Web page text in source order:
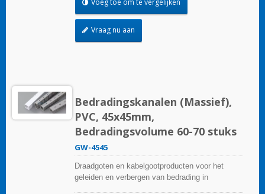
Vraag nu aan
Bedradingskanalen (Massief),
PVC, 45x45mm,
Bedradingsvolume 60-70 stuks
GW-4545
Draadgoten en kabelgootproducten voor het
geleiden en verbergen van bedrading in